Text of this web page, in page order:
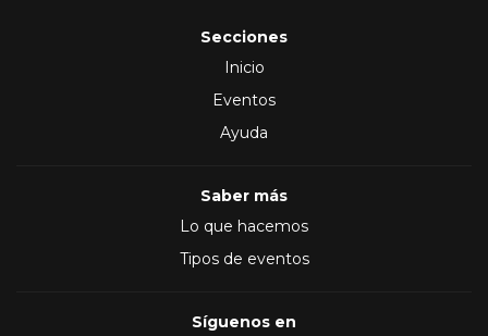
Secciones
Inicio
Eventos
Ayuda
Saber más
Lo que hacemos
Tipos de eventos
Síguenos en